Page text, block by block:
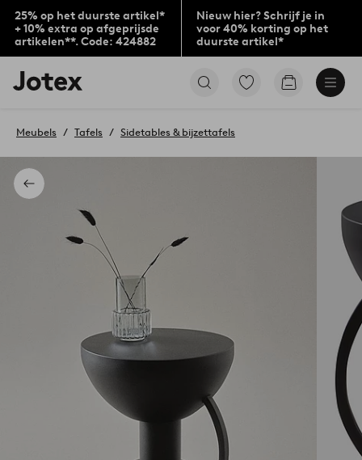
25% op het duurste artikel*
+ 10% extra op afgeprijsde
artikelen**. Code: 424882
Nieuw hier? Schrijf je in
voor 40% korting op het
duurste artikel*
Jotex
logo
to
home
page
Ga
Go
Terug
Meubels Tafels Sidetables & bijzettafels